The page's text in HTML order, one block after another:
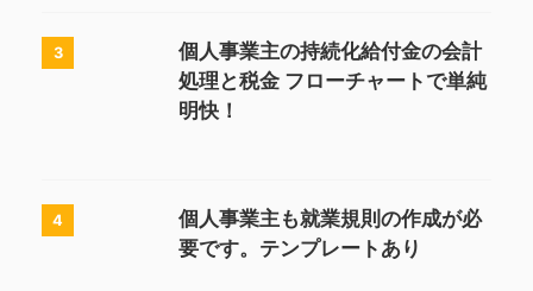
3
個人事業主の持続化給付金の会計
処理と税金 フローチャートで単純
明快！
4
個人事業主も就業規則の作成が必
要です。テンプレートあり